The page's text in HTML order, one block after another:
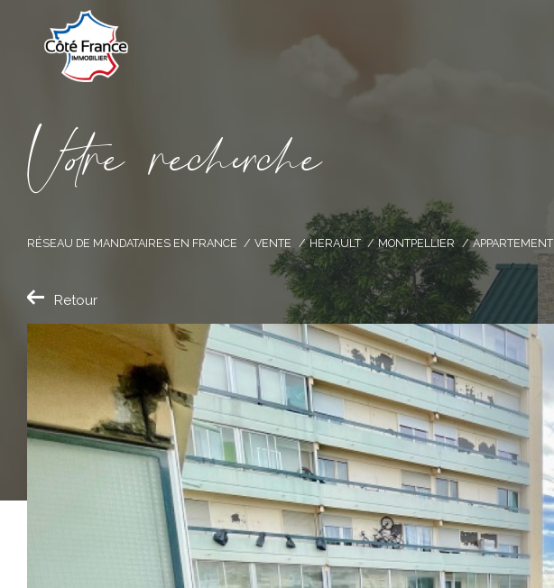
Vore recece
RÉSEAU DE MANDATAIRES EN FRANCE VENTE HERAULT MONTPELLIER APPARTEMENT
Retour